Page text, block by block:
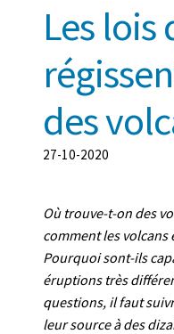
Les lois
des
27-10-2020
Où trouve-t-on des
comment les
Pourquoi sont-ils
éruptions très
questions, il faut
leur source à des